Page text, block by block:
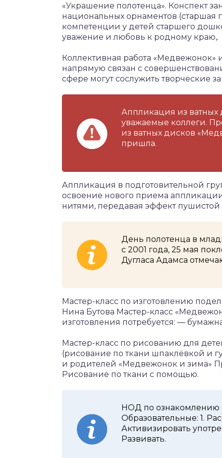
«Украшение полотенца». Конспект
национальных орнаментов
компетенции у детей старшего
уважение и любовь к родному краю,.
Коллективная работа «Медвежонок»
напрямую связан с
сфере могут сослужить творческие
Аппликация из
уважаемые коллеги.
из ватных дисков
пришла.
Аппликация в подготовительной
освоение нового приема
нитями, передавая эффект пушистой
День полотенца в
с 2001 года, 25 мая
Дугласа Адамса
Мастер-класс по изготовлению
Нина Бутова Мастер-класс
изготовления потребуется: —
Мастер-класс по рисованию для
(рисование по ткани шпаклёвкой и
и родителей «Медвежонок и зима»
Рисование по ткани с помощью.
НОД по ознакомлению
Образовательные: 1.
Активизировать
Развивать.